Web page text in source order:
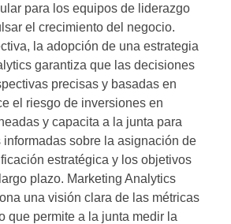
para los equipos de liderazgo
el crecimiento del negocio.
la adopción de una estrategia
garantiza que las decisiones
precisas y basadas en
el riesgo de inversiones en
y capacita a la junta para
sobre la asignación de
estratégica y los objetivos
plazo. Marketing Analytics
una visión clara de las métricas
que permite a la junta medir la